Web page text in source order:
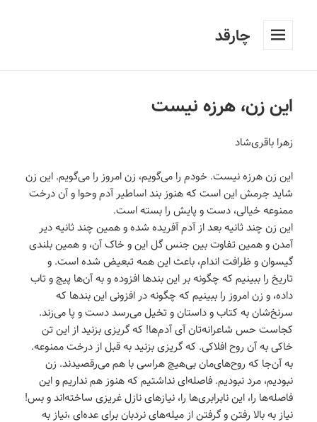
چارقد
این زن، هرزه نیست
زهرا باقری‌شاد
این زن هرزه نیست. خودم را می‌گویم، زن امروز را می‌گویم. این زن
شاید جرمش این است که هنوز بند اساطیر آدم وحوا و آن درخت
ممنوعه خیالی، دست و پایش را بسته است.
این زن چند ثانیه بعد از آدم آفریده شده و همین چند ثانیه دیر
آمدن و همین تفاوت بین جنس گل این و خاک آن، و همین بلندی
گیسوان و ظرافت اندام، باعث این همه تبعیض شده است. و
تاریخ را ببینیم که چگونه بر این بندها افزوده و به آن‌ها پیچ و تاب
داده، و زن امروز را ببینیم که چگونه در افزونی این بندها که
سرنخ‌شان به کتاب و داستان و تخیل می‌رسد دست و پا می‌زند.
کجاست حس شاعرانه‌تان آی آدم‌ها! که گریزی بزنید از این تن
خاکی به آن روح افلاکی. که گریزی بزنید به قبل از درخت ممنوعه.
به آن‌جا که روح‌های‌مان بی‌هیچ هراسی با هم می‌رقصیدند. زن
نبودیم، مرد نبودیم. فاصله‌ای نداشتیم که هنوز هم نداریم و این
فاصله‌ها را، این نابرابری‌ها را، نیازهای نازل غریزی ساخته‌اند و بس!
نیاز به بالا رفتن و گرفتن از میله‌های نردبان برای عده‌ای ،نیاز به